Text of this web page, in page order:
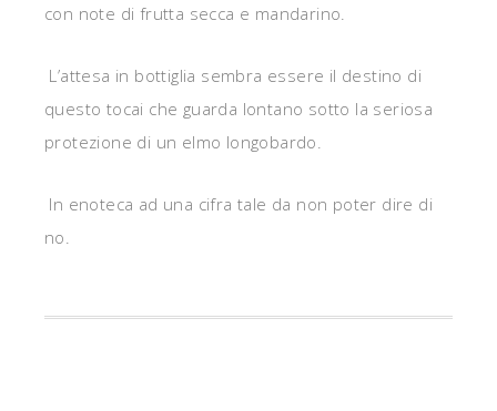
con note di frutta secca e mandarino.
L’attesa in bottiglia sembra essere il destino di
questo tocai che guarda lontano sotto la seriosa
protezione di un elmo longobardo.
In enoteca ad una cifra tale da non poter dire di
no.